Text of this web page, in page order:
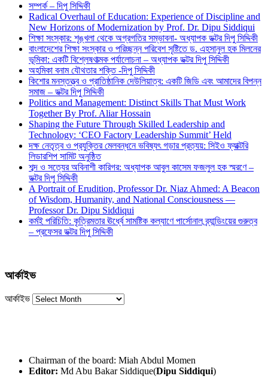
সম্পর্ক – দিপু সিদ্দিকী
Radical Overhaul of Education: Experience of Discipline and
New Horizons of Modernization by Prof. Dr. Dipu Siddiqui
শিক্ষা সংস্কার: শৃঙ্খলা থেকে অগ্রগতির সম্ভাবনা- অধ্যাপক ডক্টর দিপু সিদ্দিকী
বাংলাদেশের শিক্ষা সংস্কার ও পরিচ্ছন্ন পরিবেশ সৃষ্টিতে ড. এহসানুল হক মিলনের
ভূমিকা: একটি বিশ্লেষণাত্মক পর্যালোচনা – অধ্যাপক ডক্টর দিপু সিদ্দিকী
অহমিকা বনাম যৌথতার শক্তি -দিপু সিদ্দিকী
কিশোর মনস্তত্ত্ব ও প্রাতিষ্ঠানিক দেউলিয়াত্ব: একটি জিডি এবং আমাদের বিপন্ন
সমাজ – ডক্টর দিপু সিদ্দিকী
Politics and Management: Distinct Skills That Must Work
Together By Prof. Aliar Hossain
Shaping the Future Through Skilled Leadership and
Technology: ‘CEO Factory Leadership Summit’ Held
দক্ষ নেতৃত্ব ও প্রযুক্তির মেলবন্ধনে ভবিষ্যৎ গড়ার প্রত্যয়: সিইও ফ্যাক্টরি
লিডারশিপ সামিট অনুষ্ঠিত
শব্দ ও সত্যের অবিনাশী কারিগর: অধ্যাপক আবুল কাসেম ফজলুল হক স্মরণে –
ডক্টর দিপু সিদ্দিকী
A Portrait of Erudition, Professor Dr. Niaz Ahmed: A Beacon
of Wisdom, Humanity, and National Consciousness —
Professor Dr. Dipu Siddiqui
কর্মই পরিচিতি: কৃত্রিমতার ঊর্ধ্বে সামষ্টিক কল্যাণে পার্সোনাল ব্র্যান্ডিংয়ের গুরুত্ব
– প্রফেসর ডক্টর দিপু সিদ্দিকী
আর্কাইভ
আর্কাইভ
Chairman of the board: Miah Abdul Momen
Editor: Md Abu Bakar Siddique(Dipu Siddiqui)